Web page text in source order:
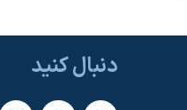
دنبال کنید